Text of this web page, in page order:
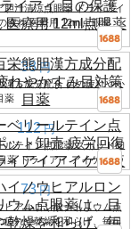
胆汁清涼点眼薬 ドライアイ
疲れ 医療用 12ml点眼薬
38 円
漢方成分配合 目の疲れやか
薬
112 円
ルテイン点眼薬 スポット卸
薬 ドライアイ アイケア液
73 円
ヒアルロン酸ナトリウム点
疲れや乾燥を和らげ、毎日